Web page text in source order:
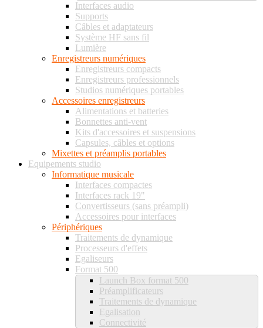
Interfaces audio
Supports
Câbles et adaptateurs
Système HF sans fil
Lumière
Enregistreurs numériques
Enregistreurs compacts
Enregistreurs professionnels
Studios numériques portables
Accessoires enregistreurs
Alimentations et batteries
Bonnettes anti-vent
Kits d'accessoires et suspensions
Capsules, câbles et options
Mixettes et préamplis portables
Equipements studio
Informatique musicale
Interfaces compactes
Interfaces rack 19"
Convertisseurs (sans préampli)
Accessoires pour interfaces
Périphériques
Traitements de dynamique
Processeurs d'effets
Egaliseurs
Format 500
Launch Box format 500
Préamplificateurs
Traitements de dynamique
Egalisation
Connectivité